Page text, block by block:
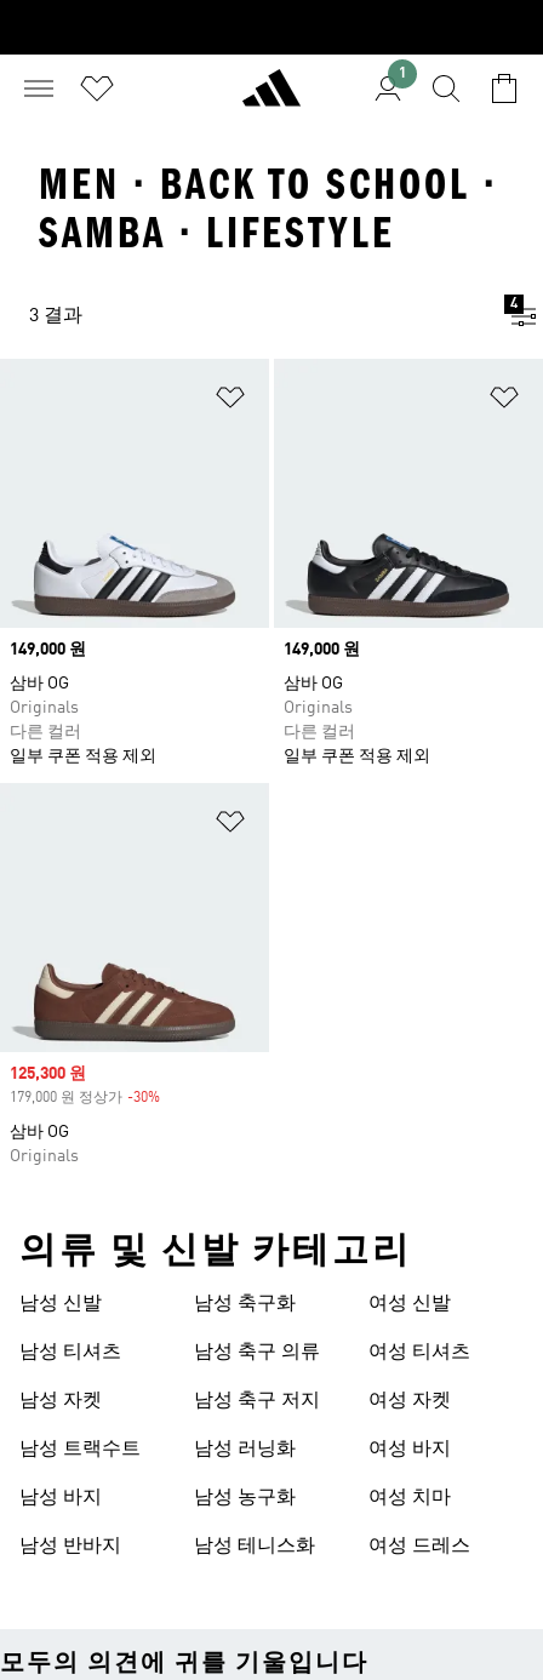
1
MEN · BACK TO SCHOOL ·
SAMBA · LIFESTYLE
3 결과
4
Price
149,000 원
삼바 OG
Originals
다른 컬러
일부 쿠폰 적용 제외
Price
149,000 원
삼바 OG
Originals
다른 컬러
일부 쿠폰 적용 제외
Sale price
125,300 원
179,000 원 정상가 -30%
삼바 OG
Originals
의류 및 신발 카테고리
남성 신발
남성 티셔츠
남성 자켓
남성 트랙수트
남성 바지
남성 반바지
남성 축구화
남성 축구 의류
남성 축구 저지
남성 러닝화
남성 농구화
남성 테니스화
여성 신발
여성 티셔츠
여성 자켓
여성 바지
여성 치마
여성 드레스
모두의 의견에 귀를 기울입니다